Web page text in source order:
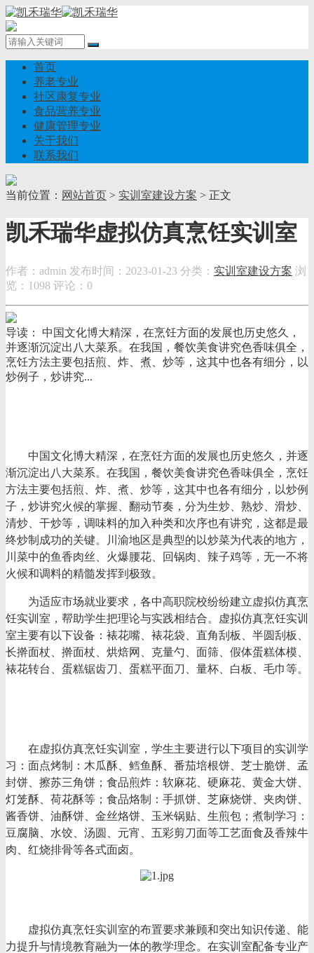
首页
养老专业
社区康复专业
食品营养专业
健康管理专业
关于我们
联系我们
当前位置： 网站首页 > 实训室建设方案 > 正文
凯禾瑞华虚拟仿真烹饪实训室
作者：admin 发布时间：2023-01-23 分类： 实训室建设方案 浏
览：1098 评论：0
导读： 中国文化博大精深，在烹饪方面的发展也历史悠久，
并逐渐沉淀出八大菜系。在我国，餐饮美食讲究色香味俱全，
烹饪方法主要包括煎、炸、煮、炒等，这其中也各有细分，以
炒例子，炒讲究...
中国文化博大精深，在烹饪方面的发展也历史悠久，并逐
渐沉淀出八大菜系。在我国，餐饮美食讲究色香味俱全，烹饪
方法主要包括煎、炸、煮、炒等，这其中也各有细分，以炒例
子， 炒讲究火候的掌握、翻动节奏 ， 分为生炒、熟炒、滑炒、
清炒、干炒等，调味料的加入种类和次序也有讲究，这都是最
终炒制成功的关键。 川渝地区是典型的 以炒菜为代表的地方，
川菜中的鱼香肉丝、火爆腰花、回锅肉、辣子鸡等， 无一不将
火候和调料的精髓发挥到极致。
为适应市场就业要求，各中高职院校纷纷建立虚拟仿真烹
饪实训室 ， 帮助学生把理论与实践相结合。
虚拟仿真烹饪实训
室主要有以下设备： 裱花嘴、裱花袋、直角刮板、半圆刮板、
长擀面杖、擀面杖、烘焙网、克量勺、面筛、假体蛋糕体模、
裱花转台、蛋糕锯齿刀、蛋糕平面刀、量杯、白板、毛巾等。
在虚拟仿真烹饪实训室 ， 学生主要进行以下项目的实训学
习： 面点烤制：木瓜酥、鳕鱼酥、番茄培根饼、芝士脆饼、孟
封饼、擦苏三角饼 ； 食品煎炸 ：软麻花、硬麻花、黄金大饼、
灯笼酥、荷花酥等 ； 食品烙制：手抓饼、 芝麻烧饼、 夹肉饼、
酱香饼、油酥饼、金丝烙饼、玉米锅贴、生煎包 ； 煮制学习 ：
豆腐脑、水饺、汤圆、元宵、五彩剪刀面等工艺面食及香辣牛
肉、红烧排骨等各式面卤。
虚拟仿真烹饪实训室的布置要求兼顾和突出知识传递、能
力提升与情境教育融为一体的教学理念。在实训室配备专业产